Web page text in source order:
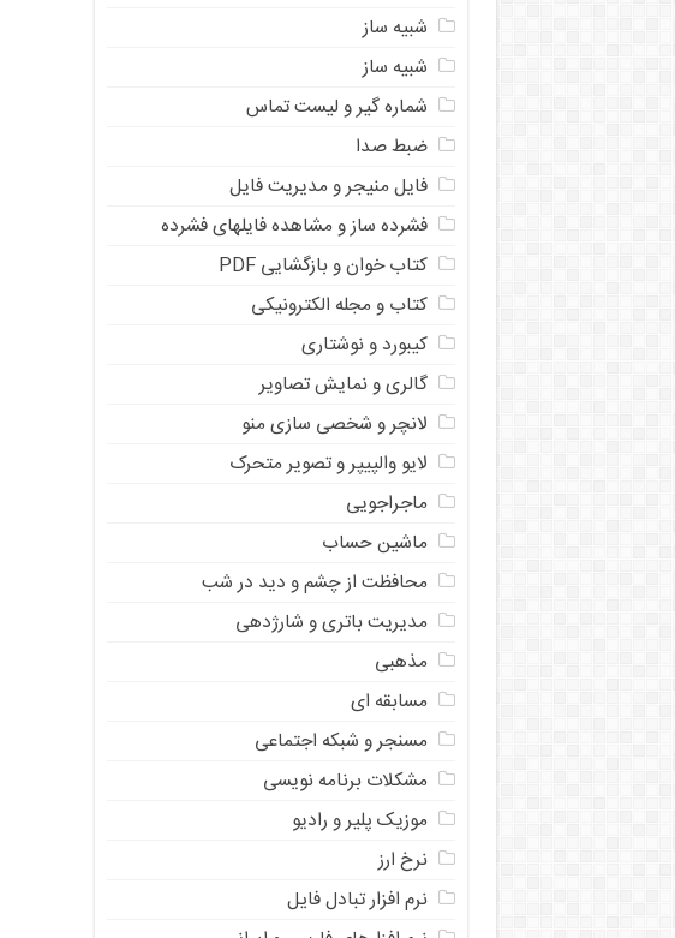
شبیه ساز
شبیه ساز
شماره گیر و لیست تماس
ضبط صدا
فایل منیجر و مدیریت فایل
فشرده ساز و مشاهده فایلهای فشرده
کتاب خوان و بازگشایی PDF
کتاب و مجله الکترونیکی
کیبورد و نوشتاری
گالری و نمایش تصاویر
لانچر و شخصی سازی منو
لایو والپیپر و تصویر متحرک
ماجراجویی
ماشین حساب
محافظت از چشم و دید در شب
مدیریت باتری و شارژدهی
مذهبی
مسابقه ای
مسنجر و شبکه اجتماعی
مشکلات برنامه نویسی
موزیک پلیر و رادیو
نرخ ارز
ﻧﺮﻡ ﺍﻓﺰﺍﺭ ﺗﺒﺎﺩﻝ ﻓﺎﻳﻞ